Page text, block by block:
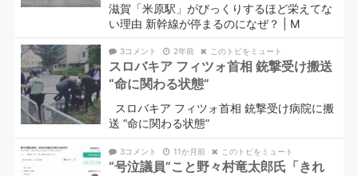
滋賀「米原駅」がびっくりするほど栄えてな
い理由 新幹線が停まるのになぜ？ | M
3コメント 2年前 このトピをミュート
スロバキア フィツォ首相 銃撃受け搬送
“命に関わる状態”
スロバキア フィツォ首相 銃撃受け病院に搬
送 “命に関わる状態”
3コメント 11か月前 このトピをミュート
“号泣議員”こと野々村竜太郎氏「きれ